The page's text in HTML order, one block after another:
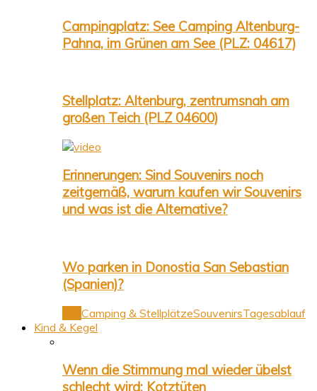
Campingplatz: See Camping Altenburg-
Pahna, im Grünen am See (PLZ: 04617)
Stellplatz: Altenburg, zentrumsnah am
großen Teich (PLZ 04600)
Erinnerungen: Sind Souvenirs noch
zeitgemäß, warum kaufen wir Souvenirs
und was ist die Alternative?
Wo parken in Donostia San Sebastian
(Spanien)?
Camping & StellplätzeSouvenirsTagesablauf
Kind & Kegel
Wenn die Stimmung mal wieder übelst
schlecht wird: Kotztüten